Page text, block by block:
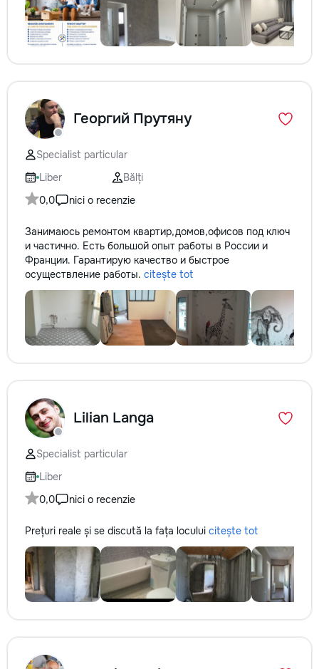
Георгий Прутяну
Specialist particular
Liber
Bălți
0,0
nici o recenzie
Занимаюсь ремонтом квартир,домов,офисов под ключ
и частично. Есть большой опыт работы в России и
Франции. Гарантирую качество и быстрое
осуществление работы. citește tot
Lilian Langa
Specialist particular
Liber
0,0
nici o recenzie
Prețuri reale și se discută la fața locului citește tot